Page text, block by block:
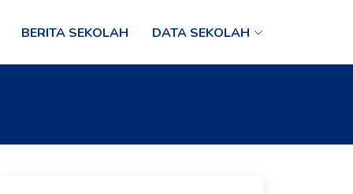
BERITA SEKOLAH DATA SEKOLAH